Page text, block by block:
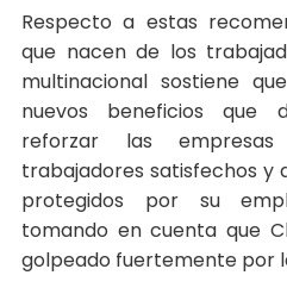
Respecto a estas
que nacen de los
multinacional sostiene
nuevos beneficios que
reforzar las
trabajadores satisfechos y
protegidos por su
tomando en cuenta que
golpeado fuertemente por